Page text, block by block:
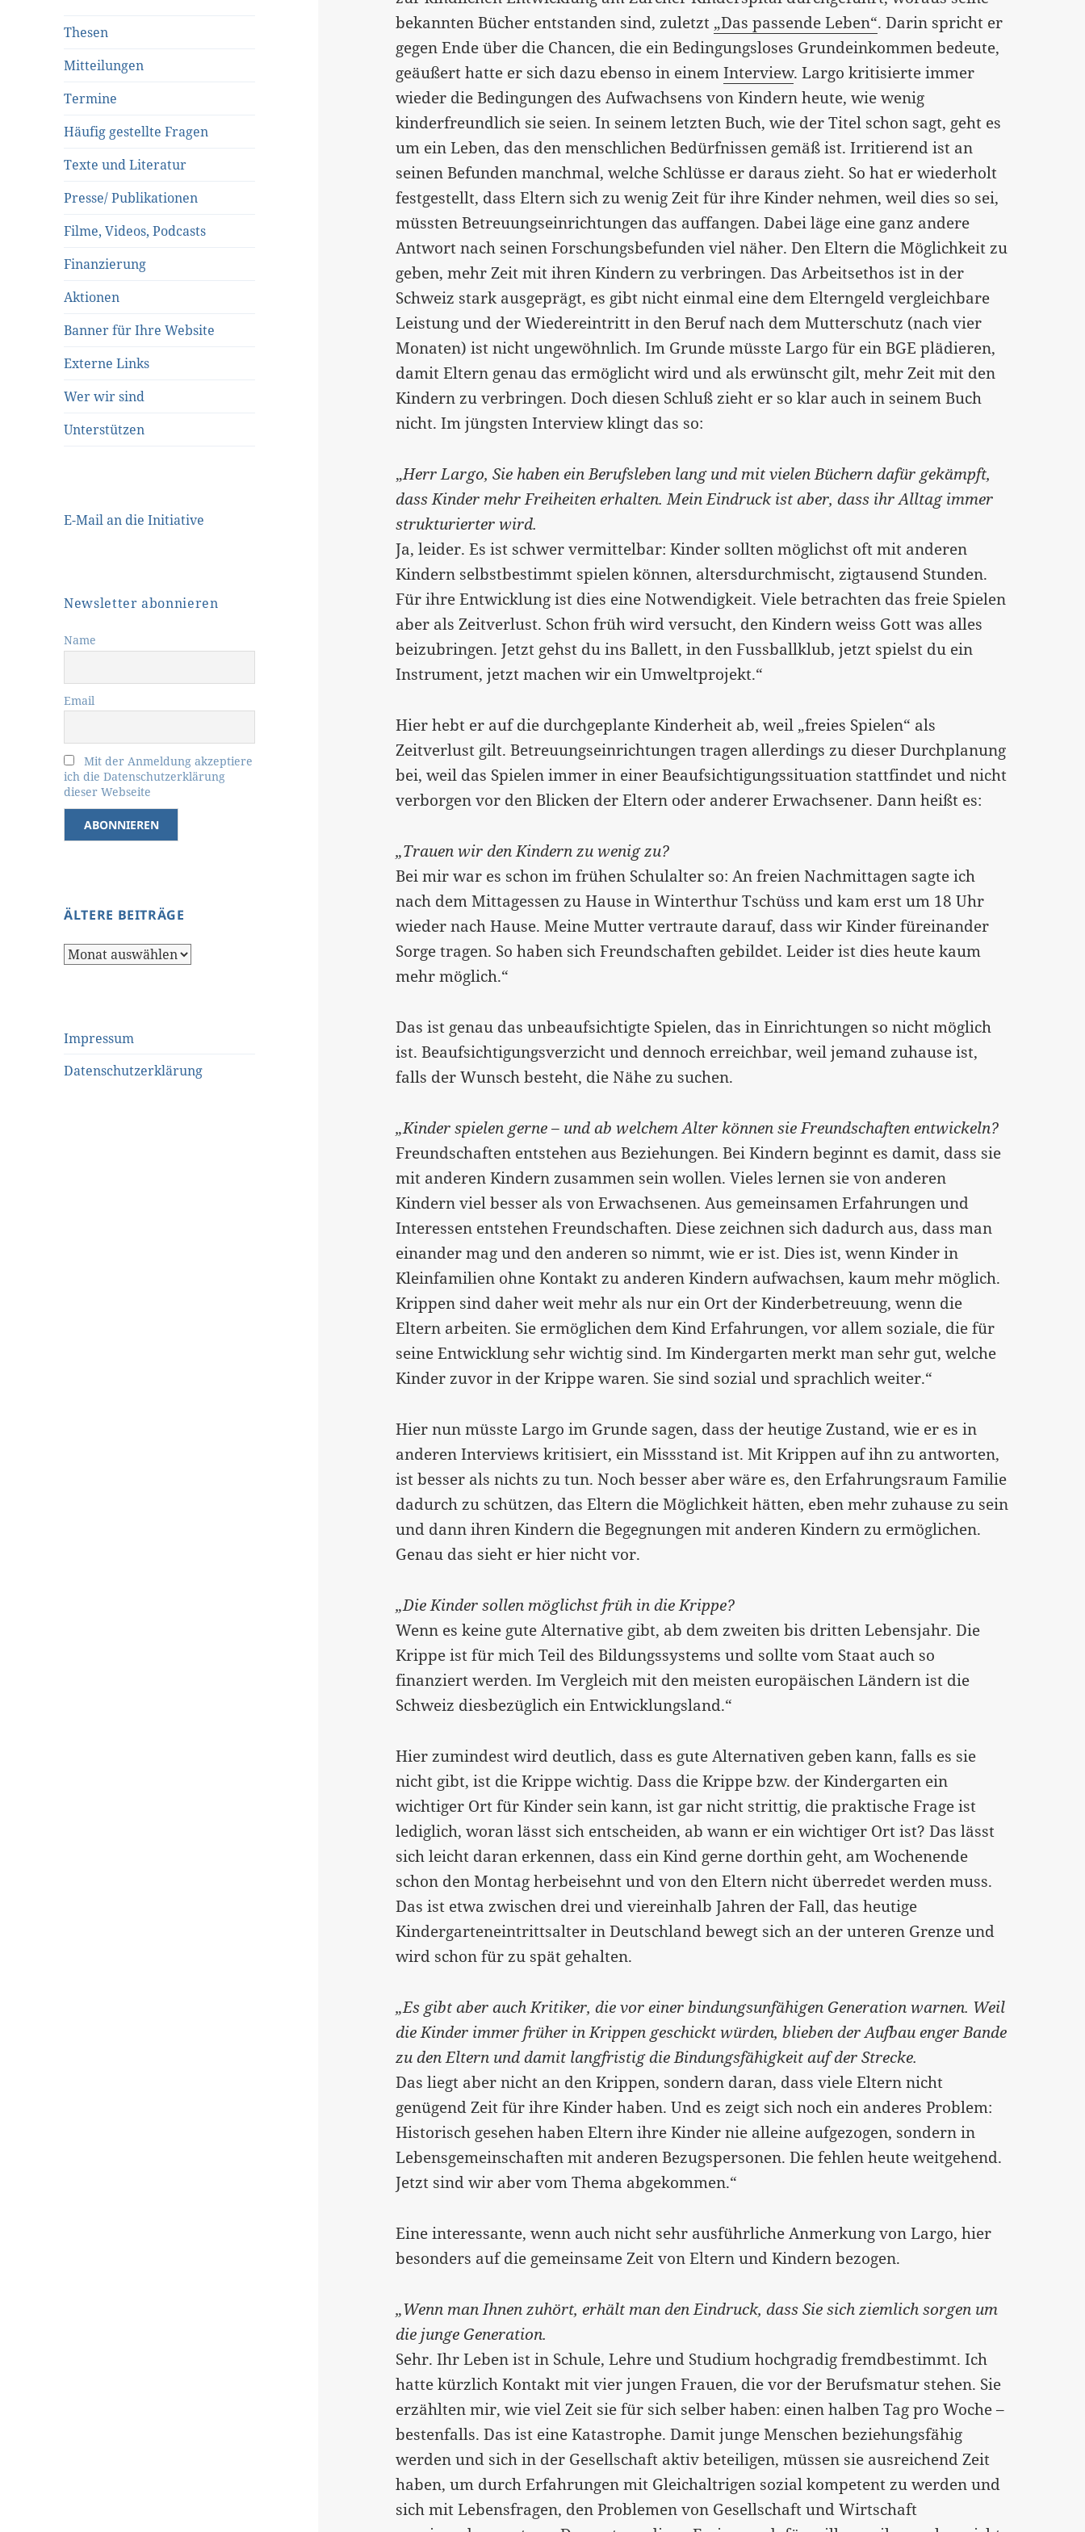
Thesen
Mitteilungen
Termine
Häufig gestellte Fragen
Texte und Literatur
Presse/ Publikationen
Filme, Videos, Podcasts
Finanzierung
Aktionen
Banner für Ihre Website
Externe Links
Wer wir sind
Unterstützen
E-Mail an die Initiative
Newsletter abonnieren
Name
Email
Mit der Anmeldung akzeptiere
ich die Datenschutzerklärung
dieser Webseite
ÄLTERE BEITRÄGE
Ältere
Impressum
Datenschutzerklärung
bekannten Bücher entstanden sind, zuletzt „Das passende Leben“. Darin spricht er
gegen Ende über die Chancen, die ein Bedingungsloses Grundeinkommen bedeute,
geäußert hatte er sich dazu ebenso in einemInterview. Largo kritisierte immer
wieder die Bedingungen des Aufwachsens von Kindern heute, wie wenig
kinderfreundlich sie seien. In seinem letzten Buch, wie der Titel schon sagt, geht es
um ein Leben, das den menschlichen Bedürfnissen gemäß ist. Irritierend ist an
seinen Befunden manchmal, welche Schlüsse er daraus zieht. So hat er wiederholt
festgestellt, dass Eltern sich zu wenig Zeit für ihre Kinder nehmen, weil dies so sei,
müssten Betreuungseinrichtungen das auffangen. Dabei läge eine ganz andere
Antwort nach seinen Forschungsbefunden viel näher. Den Eltern die Möglichkeit zu
geben, mehr Zeit mit ihren Kindern zu verbringen. Das Arbeitsethos ist in der
Schweiz stark ausgeprägt, es gibt nicht einmal eine dem Elterngeld vergleichbare
Leistung und der Wiedereintritt in den Beruf nach dem Mutterschutz (nach vier
Monaten) ist nicht ungewöhnlich. Im Grunde müsste Largo für ein BGE plädieren,
damit Eltern genau das ermöglicht wird und als erwünscht gilt, mehr Zeit mit den
Kindern zu verbringen. Doch diesen Schluß zieht er so klar auch in seinem Buch
nicht. Im jüngsten Interview klingt das so:
„Herr Largo, Sie haben ein Berufsleben lang und mit vielen Büchern dafür gekämpft,
dass Kinder mehr Freiheiten erhalten. Mein Eindruck ist aber, dass ihr Alltag immer
strukturierter wird.
Ja, leider. Es ist schwer vermittelbar: Kinder sollten möglichst oft mit anderen
Kindern selbstbestimmt spielen können, altersdurchmischt, zigtausend Stunden.
Für ihre Entwicklung ist dies eine Notwendigkeit. Viele betrachten das freie Spielen
aber als Zeitverlust. Schon früh wird versucht, den Kindern weiss Gott was alles
beizubringen. Jetzt gehst du ins Ballett, in den Fussballklub, jetzt spielst du ein
Instrument, jetzt machen wir ein Umweltprojekt.“
Hier hebt er auf die durchgeplante Kinderheit ab, weil „freies Spielen“ als
Zeitverlust gilt. Betreuungseinrichtungen tragen allerdings zu dieser Durchplanung
bei, weil das Spielen immer in einer Beaufsichtigungssituation stattfindet und nicht
verborgen vor den Blicken der Eltern oder anderer Erwachsener. Dann heißt es:
„Trauen wir den Kindern zu wenig zu?
Bei mir war es schon im frühen Schulalter so: An freien Nachmittagen sagte ich
nach dem Mittagessen zu Hause in Winterthur Tschüss und kam erst um 18 Uhr
wieder nach Hause. Meine Mutter vertraute darauf, dass wir Kinder füreinander
Sorge tragen. So haben sich Freundschaften gebildet. Leider ist dies heute kaum
mehr möglich.“
Das ist genau das unbeaufsichtigte Spielen, das in Einrichtungen so nicht möglich
ist. Beaufsichtigungsverzicht und dennoch erreichbar, weil jemand zuhause ist,
falls der Wunsch besteht, die Nähe zu suchen.
„Kinder spielen gerne – und ab welchem Alter können sie Freundschaften entwickeln?
Freundschaften entstehen aus Beziehungen. Bei Kindern beginnt es damit, dass sie
mit anderen Kindern zusammen sein wollen. Vieles lernen sie von anderen
Kindern viel besser als von Erwachsenen. Aus gemeinsamen Erfahrungen und
Interessen entstehen Freundschaften. Diese zeichnen sich dadurch aus, dass man
einander mag und den anderen so nimmt, wie er ist. Dies ist, wenn Kinder in
Kleinfamilien ohne Kontakt zu anderen Kindern aufwachsen, kaum mehr möglich.
Krippen sind daher weit mehr als nur ein Ort der Kinderbetreuung, wenn die
Eltern arbeiten. Sie ermöglichen dem Kind Erfahrungen, vor allem soziale, die für
seine Entwicklung sehr wichtig sind. Im Kindergarten merkt man sehr gut, welche
Kinder zuvor in der Krippe waren. Sie sind sozial und sprachlich weiter.“
Hier nun müsste Largo im Grunde sagen, dass der heutige Zustand, wie er es in
anderen Interviews kritisiert, ein Missstand ist. Mit Krippen auf ihn zu antworten,
ist besser als nichts zu tun. Noch besser aber wäre es, den Erfahrungsraum Familie
dadurch zu schützen, das Eltern die Möglichkeit hätten, eben mehr zuhause zu sein
und dann ihren Kindern die Begegnungen mit anderen Kindern zu ermöglichen.
Genau das sieht er hier nicht vor.
„Die Kinder sollen möglichst früh in die Krippe?
Wenn es keine gute Alternative gibt, ab dem zweiten bis dritten Lebensjahr. Die
Krippe ist für mich Teil des Bildungssystems und sollte vom Staat auch so
finanziert werden. Im Vergleich mit den meisten europäischen Ländern ist die
Schweiz diesbezüglich ein Entwicklungsland.“
Hier zumindest wird deutlich, dass es gute Alternativen geben kann, falls es sie
nicht gibt, ist die Krippe wichtig. Dass die Krippe bzw. der Kindergarten ein
wichtiger Ort für Kinder sein kann, ist gar nicht strittig, die praktische Frage ist
lediglich, woran lässt sich entscheiden, ab wann er ein wichtiger Ort ist? Das lässt
sich leicht daran erkennen, dass ein Kind gerne dorthin geht, am Wochenende
schon den Montag herbeisehnt und von den Eltern nicht überredet werden muss.
Das ist etwa zwischen drei und viereinhalb Jahren der Fall, das heutige
Kindergarteneintrittsalter in Deutschland bewegt sich an der unteren Grenze und
wird schon für zu spät gehalten.
„Es gibt aber auch Kritiker, die vor einer bindungsunfähigen Generation warnen. Weil
die Kinder immer früher in Krippen geschickt würden, blieben der Aufbau enger Bande
zu den Eltern und damit langfristig die Bindungsfähigkeit auf der Strecke.
Das liegt aber nicht an den Krippen, sondern daran, dass viele Eltern nicht
genügend Zeit für ihre Kinder haben. Und es zeigt sich noch ein anderes Problem:
Historisch gesehen haben Eltern ihre Kinder nie alleine aufgezogen, sondern in
Lebensgemeinschaften mit anderen Bezugspersonen. Die fehlen heute weitgehend.
Jetzt sind wir aber vom Thema abgekommen.“
Eine interessante, wenn auch nicht sehr ausführliche Anmerkung von Largo, hier
besonders auf die gemeinsame Zeit von Eltern und Kindern bezogen.
„Wenn man Ihnen zuhört, erhält man den Eindruck, dass Sie sich ziemlich sorgen um
die junge Generation.
Sehr. Ihr Leben ist in Schule, Lehre und Studium hochgradig fremdbestimmt. Ich
hatte kürzlich Kontakt mit vier jungen Frauen, die vor der Berufsmatur stehen. Sie
erzählten mir, wie viel Zeit sie für sich selber haben: einen halben Tag pro Woche –
bestenfalls. Das ist eine Katastrophe. Damit junge Menschen beziehungsfähig
werden und sich in der Gesellschaft aktiv beteiligen, müssen sie ausreichend Zeit
haben, um durch Erfahrungen mit Gleichaltrigen sozial kompetent zu werden und
sich mit Lebensfragen, den Problemen von Gesellschaft und Wirtschaft